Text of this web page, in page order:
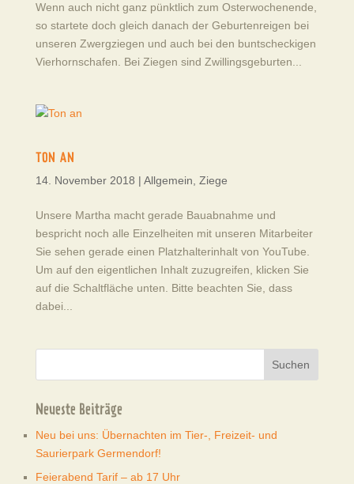
Wenn auch nicht ganz pünktlich zum Osterwochenende,
so startete doch gleich danach der Geburtenreigen bei
unseren Zwergziegen und auch bei den buntscheckigen
Vierhornschafen. Bei Ziegen sind Zwillingsgeburten...
TON AN
14. November 2018 | Allgemein Ziege
Unsere Martha macht gerade Bauabnahme und
bespricht noch alle Einzelheiten mit unseren Mitarbeiter
Sie sehen gerade einen Platzhalterinhalt von YouTube.
Um auf den eigentlichen Inhalt zuzugreifen, klicken Sie
auf die Schaltfläche unten. Bitte beachten Sie, dass
dabei...
Neueste Beiträge
Neu bei uns: Übernachten im Tier-, Freizeit- und
Saurierpark Germendorf!
Feierabend Tarif – ab 17 Uhr